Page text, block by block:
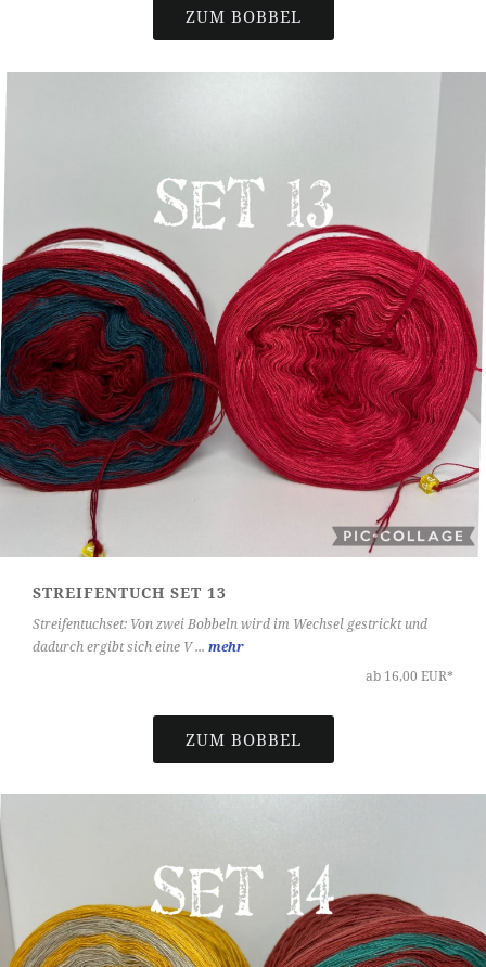
ZUM BOBBEL
STREIFENTUCH SET 13
Streifentuchset: Von zwei Bobbeln wird im Wechsel gestrickt und
dadurch ergibt sich eine V ... mehr
ab 16,00 EUR*
ZUM BOBBEL